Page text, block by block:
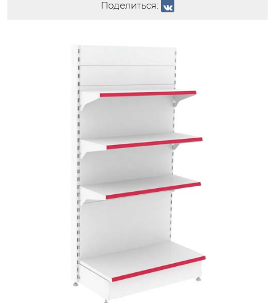
Поделиться: